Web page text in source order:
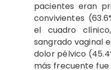
pacientes eran
convivientes
el cuadro
sangrado vaginal
dolor pélvico
más frecuente